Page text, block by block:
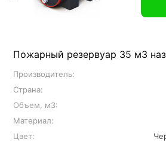
Пожарный резервуар 35 м3
Производитель:
Страна:
Объем, м3:
Материал:
Цвет: